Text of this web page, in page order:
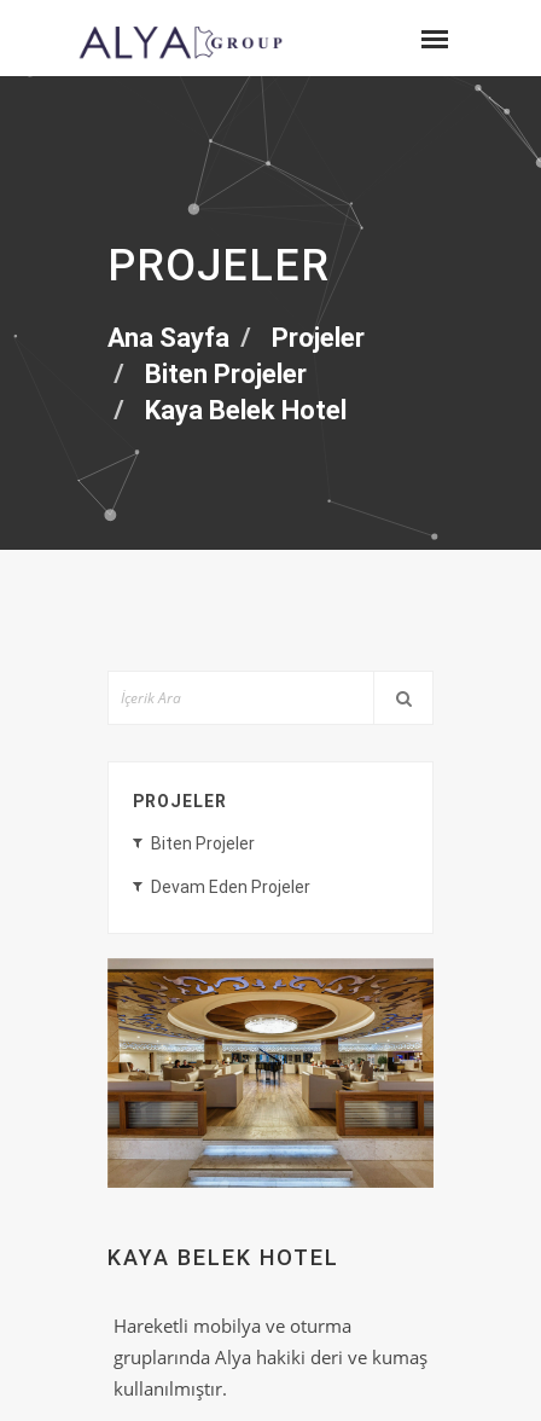
PROJELER
Ana Sayfa
Projeler
Biten Projeler
Kaya Belek Hotel
PROJELER
Biten Projeler
Devam Eden Projeler
KAYA BELEK HOTEL
Hareketli mobilya ve oturma
gruplarında Alya hakiki deri ve kumaş
kullanılmıştır.